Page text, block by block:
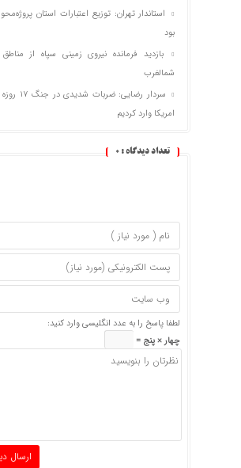
استاندار تهران: توزیع اعتبارات استان
بود
بازدید فرمانده نیروی زمینی سپاه از
شمالغرب
سردار رضایی:
امریکا وارد کردیم
تعداد دیدگاه : 0
لطفا پاسخ را به عدد انگلیسی وارد کنید:
چهار × پنج =